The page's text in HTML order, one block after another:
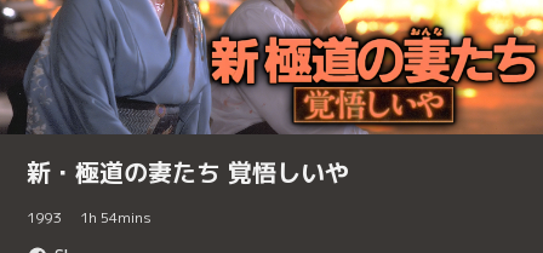
新・極道の妻たち 覚悟しいや
1993 1h 54mins